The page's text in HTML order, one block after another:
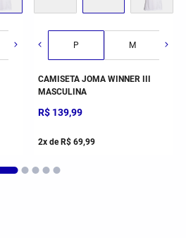
G P M
CAMISETA JOMA WINNER III
MASCULINA
R$ 139,99
2x deR$ 69,99